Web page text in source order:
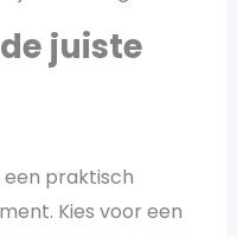
juiste
praktisch
Kies voor een